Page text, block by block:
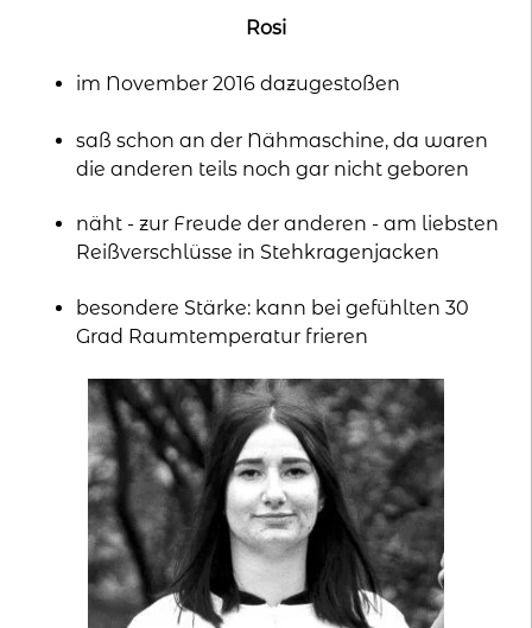
Rosi
im November 2016 dazugestoßen
saß schon an der Nähmaschine, da waren
die anderen teils noch gar nicht geboren
näht - zur Freude der anderen - am liebsten
Reißverschlüsse in Stehkragenjacken
besondere Stärke: kann bei gefühlten 30
Grad Raumtemperatur frieren